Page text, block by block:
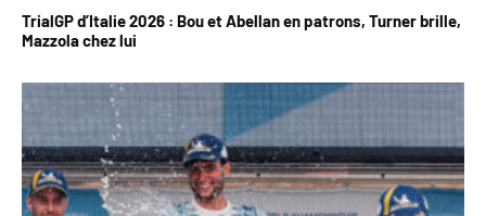
TrialGP d’Italie 2026 : Bou et Abellan en patrons, Turner brille,
Mazzola chez lui